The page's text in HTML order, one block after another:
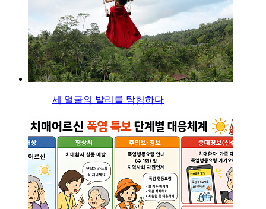
세 얼굴의 발리를 탐험하다